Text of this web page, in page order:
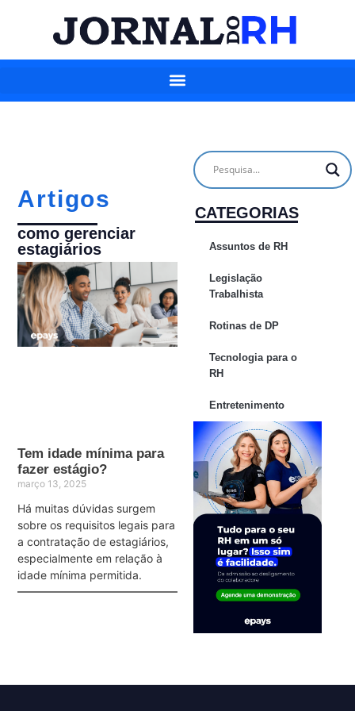
Artigos
como gerenciar
estagiários
Tem idade mínima para
fazer estágio?
março 13, 2025
Há muitas dúvidas surgem
sobre os requisitos legais para
a contratação de estagiários,
especialmente em relação à
idade mínima permitida.
CATEGORIAS
Assuntos de RH
Legislação
Trabalhista
Rotinas de DP
Tecnologia para o
RH
Entretenimento